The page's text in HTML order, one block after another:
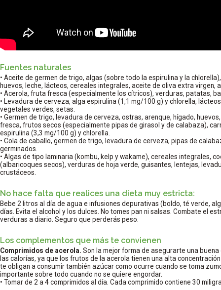
Fuentes naturales
• Aceite de germen de trigo, algas (sobre todo la espirulina y la
huevos, leche, lácteos, cereales integrales, aceite de oliva extra virgen,
• Acerola, fruta fresca (especialmente los cítricos), verduras, patatas,
• Levadura de cerveza, alga espirulina (1,1 mg/100 g) y chlorella,
vegetales verdes, setas.
• Germen de trigo, levadura de cerveza, ostras, arenque, hígado,
fresca, frutos secos (especialmente pipas de girasol y de calabaza),
espirulina (3,3 mg/100 g) y chlorella.
• Cola de caballo, germen de trigo, levadura de cerveza, pipas de
germinados.
• Algas de tipo laminaria (kombu, kelp y wakame), cereales integrales,
(albaricoques secos), verduras de hoja verde, guisantes, lentejas,
crustáceos.
No hace falta que realices una dieta muy estricta:
Bebe 2 litros al día de agua e infusiones depurativas (boldo, té verde,
días. Evita el alcohol y los dulces. No tomes pan ni salsas. Combate el
verduras a diario. Seguro que perderás peso.
Los complementos que más te convienen
Comprimidos de acerola. Son la mejor forma de asegurarte una
las calorías, ya que los frutos de la acerola tienen una alta
te obligan a consumir también azúcar como ocurre cuando se toma
importante sobre todo cuando no se quiere engordar.
• Tomar de 2 a 4 comprimidos al día. Cada comprimido contiene 30